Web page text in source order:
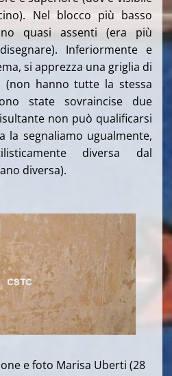
Nel blocco più basso
quasi assenti (era più
Inferiormente e
si apprezza una griglia di
(non hanno tutte la stessa
state sovraincise due
non può qualificarsi
la segnaliamo ugualmente,
diversa dal
diversa).
e foto Marisa Uberti (28